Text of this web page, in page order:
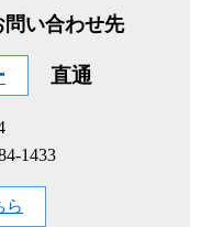
問い合わせ先
直通
1433
ら